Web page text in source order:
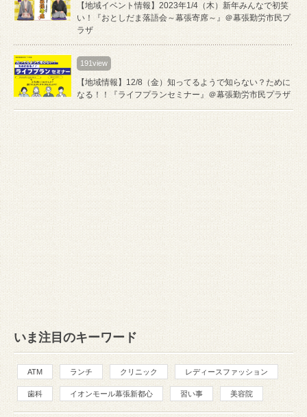
【地域イベント情報】2023年1/4（木）新年みんなで初笑
い！『おとしだま落語会～幕張寄席～』＠幕張勤労市民プ
ラザ
191view
【地域情報】12/8（金）知ってるようで知らない？ために
なる！！『ライフプランセミナー』＠幕張勤労市民プラザ
いま注目のキーワード
ATM ランチ クリニック レディースファッション
歯科 イオンモール幕張新都心 習い事 美容院